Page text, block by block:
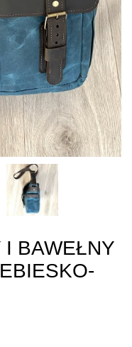
I BAWEŁNY